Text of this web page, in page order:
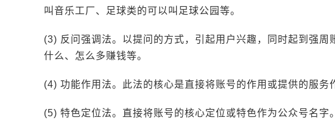
叫音乐工厂、足球类的可以叫足球公园等。
(3) 反问强调法。以提问的方式，引起用户兴趣，同时起到强
什么、怎么多赚钱等。
(4) 功能作用法。此法的核心是直接将账号的作用或提供的服务
(5) 特色定位法。直接将账号的核心定位或特色作为公众号名